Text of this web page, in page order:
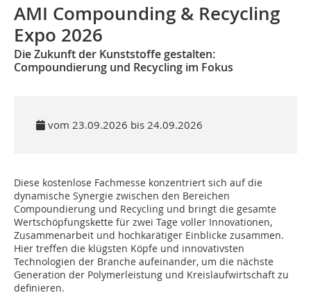
AMI Compounding & Recycling
Expo 2026
Die Zukunft der Kunststoffe gestalten:
Compoundierung und Recycling im Fokus
vom 23.09.2026 bis 24.09.2026
Diese kostenlose Fachmesse konzentriert sich auf die
dynamische Synergie zwischen den Bereichen
Compoundierung und Recycling und bringt die gesamte
Wertschöpfungskette für zwei Tage voller Innovationen,
Zusammenarbeit und hochkarätiger Einblicke zusammen.
Hier treffen die klügsten Köpfe und innovativsten
Technologien der Branche aufeinander, um die nächste
Generation der Polymerleistung und Kreislaufwirtschaft zu
definieren.